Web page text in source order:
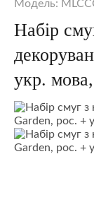
Модель:
Набір
укр.